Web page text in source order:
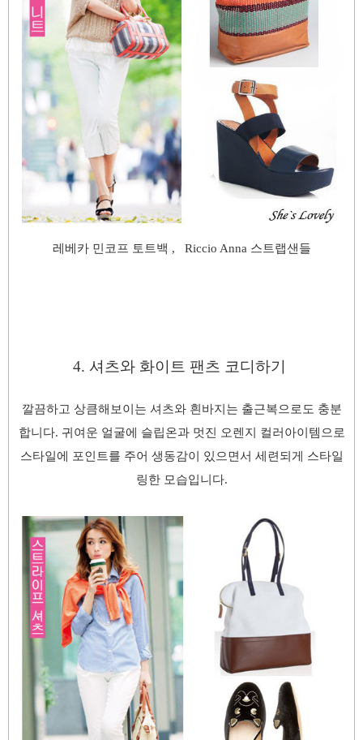
레베카 민코프 토트백 , Riccio Anna 스트랩샌들
4. 셔츠와 화이트 팬츠 코디하기
깔끔하고 상큼해보이는 셔츠와 흰바지는 출근복으로도 충분
합니다. 귀여운 얼굴에 슬립온과 멋진 오렌지 컬러아이템으로
스타일에 포인트를 주어 생동감이 있으면서 세련되게 스타일
링한 모습입니다.